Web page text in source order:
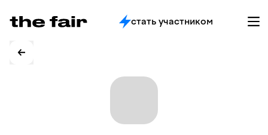
стать участником